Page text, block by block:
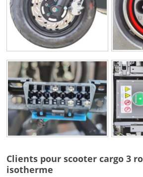
Clients pour scooter cargo 3
isotherme